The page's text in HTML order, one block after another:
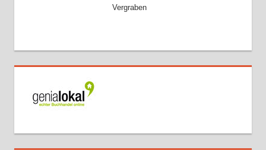
Vergraben